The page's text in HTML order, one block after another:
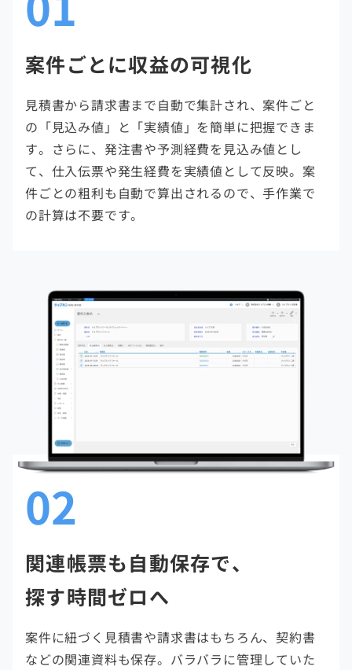
案件ごとに収益の可視化
見積書から請求書まで自動で集計され、案件ごと
の「見込み値」と「実績値」を簡単に把握できま
す。さらに、発注書や予測経費を見込み値とし
て、仕入伝票や発生経費を実績値として反映。案
件ごとの粗利も自動で算出されるので、手作業で
の計算は不要です。
02
関連帳票も自動保存で、
探す時間ゼロへ
案件に紐づく見積書や請求書はもちろん、契約書
などの関連資料も保存。バラバラに管理していた